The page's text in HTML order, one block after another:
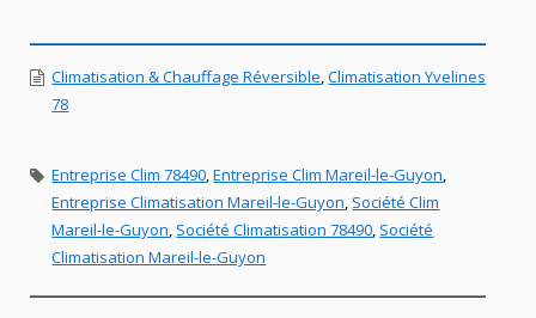
Climatisation & Chauffage Réversible,Climatisation Yvelines
78
Entreprise Clim 78490,Entreprise Clim Mareil-le-Guyon,
Entreprise Climatisation Mareil-le-Guyon, Société Clim
Mareil-le-Guyon, Société Climatisation 78490, Société
Climatisation Mareil-le-Guyon